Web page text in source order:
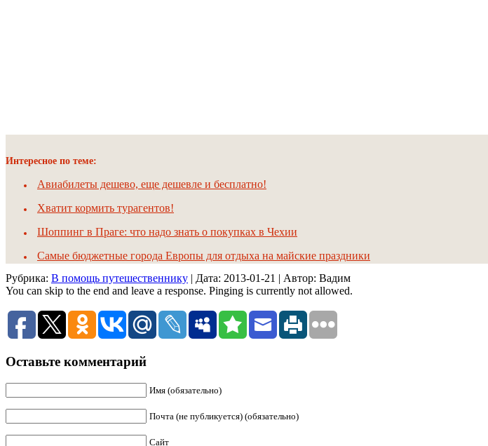
Интересное по теме:
Авиабилеты дешево, еще дешевле и бесплатно!
Хватит кормить турагентов!
Шоппинг в Праге: что надо знать о покупках в Чехии
Самые бюджетные города Европы для отдыха на майские праздники
Рубрика: В помощь путешественнику | Дата: 2013-01-21 | Автор: Вадим
You can skip to the end and leave a response. Pinging is currently not allowed.
Оставьте комментарий
Имя (обязательно)
Почта (не публикуется) (обязательно)
Сайт